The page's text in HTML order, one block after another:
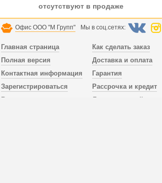
отсутствуют в продаже
Офис ООО "М Групп" Мы в соц.сетях:
Главная страница
Полная версия
Контактная информация
Зарегистрироваться
Вход с паролем
Как сделать заказ
Доставка и оплата
Гарантия
Рассрочка и кредит
Лента новостей